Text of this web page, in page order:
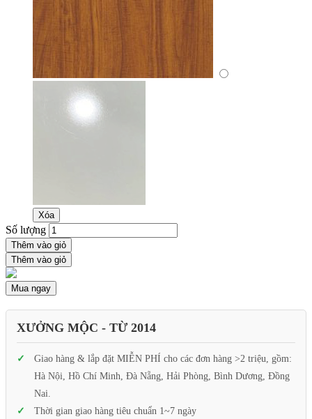
Xóa
Số lượng
Thêm vào giỏ
Thêm vào giỏ
Mua ngay
XƯỞNG MỘC - TỪ 2014
Giao hàng & lắp đặt MIỄN PHÍ cho các đơn hàng >2 triệu, gồm:
Hà Nội, Hồ Chí Minh, Đà Nẵng, Hải Phòng, Bình Dương, Đồng
Nai.
Thời gian giao hàng tiêu chuẩn 1~7 ngày